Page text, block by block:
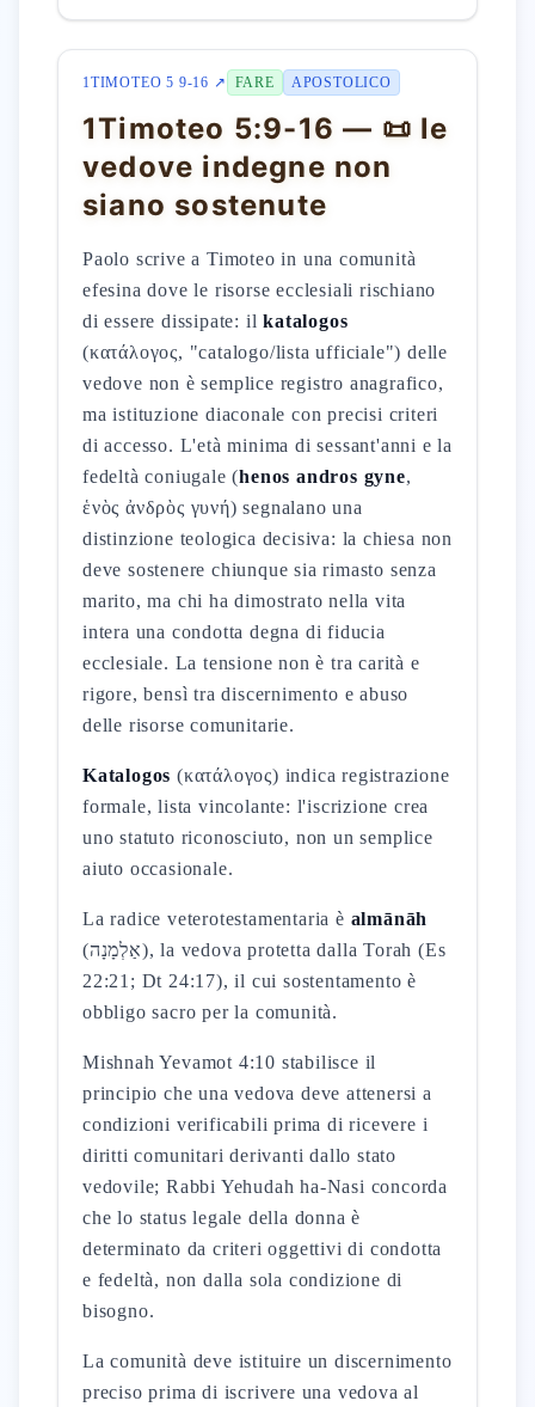
1TIMOTEO 5 9-16 ↗ FARE APOSTOLICO
1Timoteo 5:9-16 — 📜 le
vedove indegne non
siano sostenute
Paolo scrive a Timoteo in una comunità
efesina dove le risorse ecclesiali rischiano
di essere dissipate: ilkatalogos
(κατάλογος, "catalogo/lista ufficiale") delle
vedove non è semplice registro anagrafico,
ma istituzione diaconale con precisi criteri
di accesso. L'età minima di sessant'anni e la
fedeltà coniugale (henos andros gyne,
ἑνὸς ἀνδρὸς γυνή) segnalano una
distinzione teologica decisiva: la chiesa non
deve sostenere chiunque sia rimasto senza
marito, ma chi ha dimostrato nella vita
intera una condotta degna di fiducia
ecclesiale. La tensione non è tra carità e
rigore, bensì tra discernimento e abuso
delle risorse comunitarie.
Katalogos (κατάλογος) indica registrazione
formale, lista vincolante: l'iscrizione crea
uno statuto riconosciuto, non un semplice
aiuto occasionale.
La radice veterotestamentaria è almānāh
(אַלְמָנָה), la vedova protetta dalla Torah (Es
22:21; Dt 24:17), il cui sostentamento è
obbligo sacro per la comunità.
Mishnah Yevamot 4:10 stabilisce il
principio che una vedova deve attenersi a
condizioni verificabili prima di ricevere i
diritti comunitari derivanti dallo stato
vedovile; Rabbi Yehudah ha-Nasi concorda
che lo status legale della donna è
determinato da criteri oggettivi di condotta
e fedeltà, non dalla sola condizione di
bisogno.
La comunità deve istituire un discernimento
preciso prima di iscrivere una vedova al